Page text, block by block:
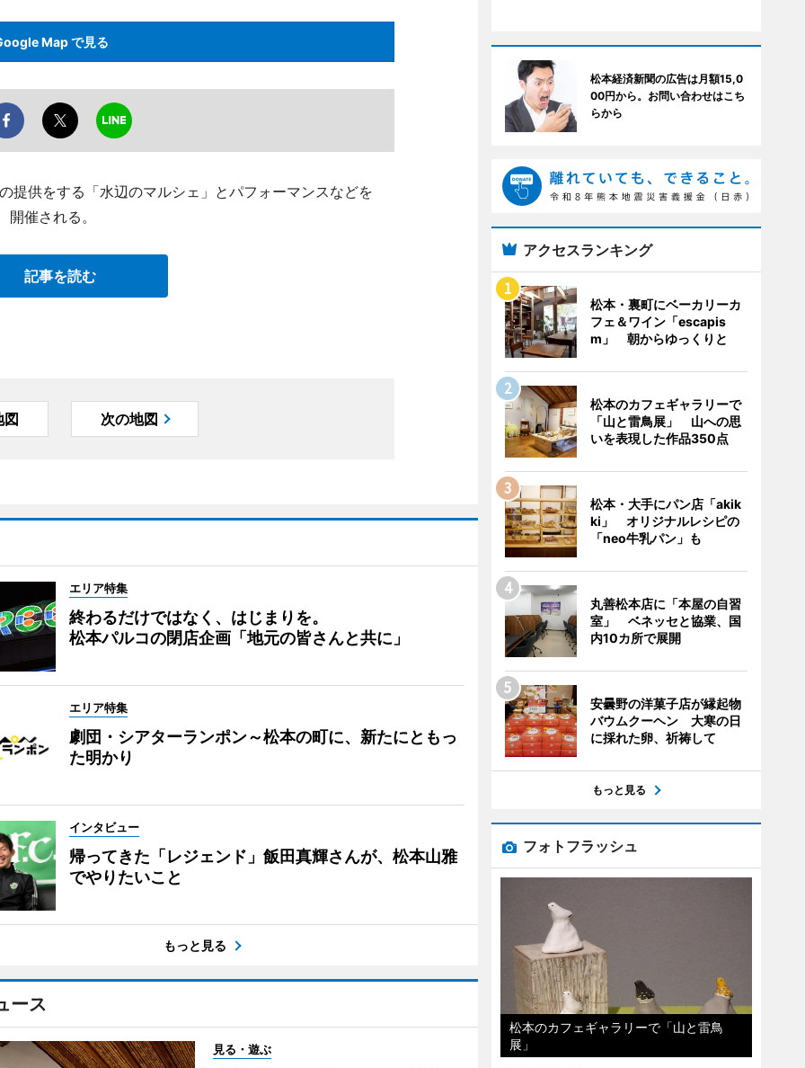
Map で見る
提供をする「水辺のマルシェ」とパフォーマンスなどを
催される。
記事を読む
図 次の地図
エリア特集
終わるだけではなく、はじまりを。
松本パルコの閉店企画「地元の皆さんと共に」
エリア特集
劇団・シアターランポン～松本の町に、新たにともっ
た明かり
インタビュー
帰ってきた「レジェンド」飯田真輝さんが、松本山雅
でやりたいこと
もっと見る
ース
見る・遊ぶ
松本経済新聞の広告は月額15,0
00円から。お問い合わせはこち
らから
アクセスランキング
松本・裏町にベーカリーカ
フェ＆ワイン「escapis
m」 朝からゆっくりと
松本のカフェギャラリーで
「山と雷鳥展」 山への思
いを表現した作品350点
松本・大手にパン店「akik
ki」 オリジナルレシピの
「neo牛乳パン」も
丸善松本店に「本屋の自習
室」 ベネッセと協業、国
内10カ所で展開
安曇野の洋菓子店が縁起物
バウムクーヘン 大寒の日
に採れた卵、祈祷して
もっと見る
フォトフラッシュ
松本のカフェギャラリーで「山と雷鳥
展」